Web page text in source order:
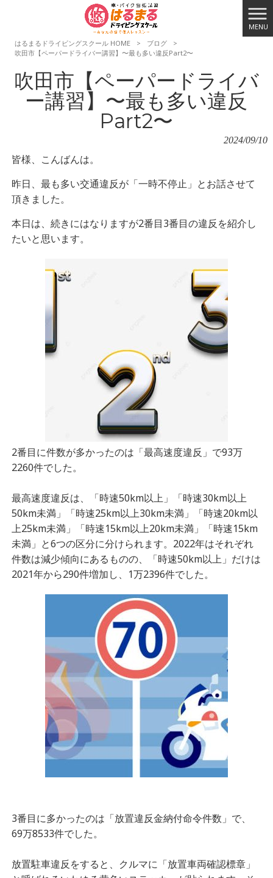
MENU
はるまるドライビングスクール HOME
> ブログ
>
吹田市【ペーパードライバー講習】〜最も多い違反Part2〜
吹田市【ペーパードライバ
ー講習】〜最も多い違反
Part2〜
2024/09/10
皆様、こんばんは。
昨日、最も多い交通違反が「一時不停止」とお話させて
頂きました。
本日は、続きにはなりますが2番目3番目の違反を紹介し
たいと思います。
2番目に件数が多かったのは「最高速度違反」で93万
2260件でした。
最高速度違反は、「時速50km以上」「時速30km以上
50km未満」「時速25km以上30km未満」「時速20km以
上25km未満」「時速15km以上20km未満」「時速15km
未満」と6つの区分に分けられます。2022年はそれぞれ
件数は減少傾向にあるものの、「時速50km以上」だけは
2021年から290件増加し、1万2396件でした。
3番目に多かったのは「放置違反金納付命令件数」で、
69万8533件でした。
放置駐車違反をすると、クルマに「放置車両確認標章」